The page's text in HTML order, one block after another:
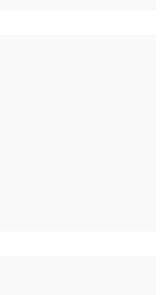
特效包装软件；